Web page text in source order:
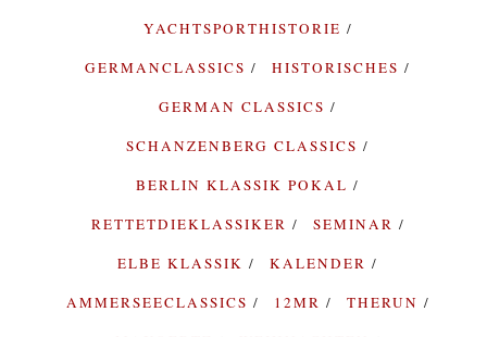
YACHTSPORTHISTORIE
GERMANCLASSICS
HISTORISCHES
GERMAN CLASSICS
SCHANZENBERG CLASSICS
BERLIN KLASSIK POKAL
RETTETDIEKLASSIKER
SEMINAR
ELBE KLASSIK
KALENDER
AMMERSEECLASSICS
12MR
THERUN